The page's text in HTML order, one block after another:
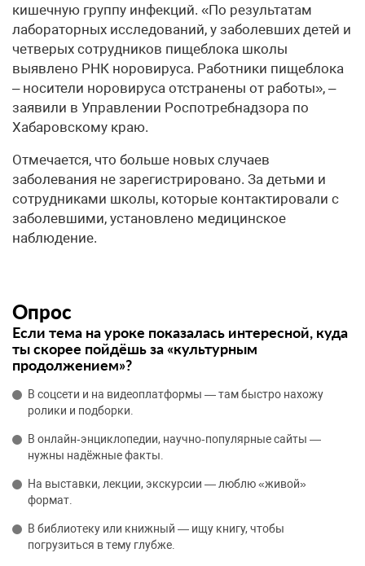
кишечную группу инфекций. «По результатам
лабораторных исследований, у заболевших детей и
четверых сотрудников пищеблока школы
выявлено РНК норовируса. Работники пищеблока
– носители норовируса отстранены от работы», –
заявили в Управлении Роспотребнадзора по
Хабаровскому краю.
Отмечается, что больше новых случаев
заболевания не зарегистрировано. За детьми и
сотрудниками школы, которые контактировали с
заболевшими, установлено медицинское
наблюдение.
Опрос
Если тема на уроке показалась интересной, куда
ты скорее пойдёшь за «культурным
продолжением»?
В соцсети и на видеоплатформы — там быстро нахожу
ролики и подборки.
В онлайн‑энциклопедии, научно‑популярные сайты —
нужны надёжные факты.
На выставки, лекции, экскурсии — люблю «живой»
формат.
В библиотеку или книжный — ищу книгу, чтобы
погрузиться в тему глубже.